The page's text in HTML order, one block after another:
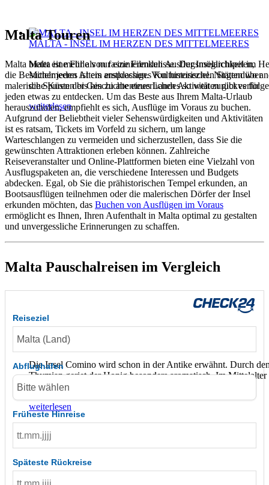
MALTA - INSEL IM HERZEN DES MITTELMEERES
Malta ist mehr als nur eine Filmkulisse. Der Inselarchipel im
Mittelmeeres ist ein erstklassiges Kulturreiseziel. Nirgendwo
die Spuren der Geschichte eines Landes so weit
weiterlesen
COMINO - BLUE LAGOON
Die Insel Comino wird schon in der Antike erwähnt. Durch
Thymian geriet der Honig besonders aromatisch. Im
Gefangenen Kümmel angebaut, daher auch der Name
weiterlesen
Malta Touren
Malta bietet eine Fülle von faszinierenden Ausflugsmöglichkeiten,
die Besucher jeden Alters ansprechen. Von historischen Stätten über
malerische Küsten bis hin zu abenteuerlichen Aktivitäten gibt es für
jeden etwas zu entdecken. Um das Beste aus Ihrem Malta-Urlaub
herauszuholen, empfiehlt es sich, Ausflüge im Voraus zu buchen.
Aufgrund der Beliebtheit vieler Sehenswürdigkeiten und Aktivitäten
ist es ratsam, Tickets im Vorfeld zu sichern, um lange
Warteschlangen zu vermeiden und sicherzustellen, dass Sie die
gewünschten Attraktionen erleben können. Zahlreiche
Reiseveranstalter und Online-Plattformen bieten eine Vielzahl von
Ausflugspaketen an, die verschiedene Interessen und Budgets
abdecken. Egal, ob Sie die prähistorischen Tempel erkunden, an
Bootsausflügen teilnehmen oder die malerischen Dörfer der Insel
erkunden möchten, das Buchen von Ausflügen im Voraus
ermöglicht es Ihnen, Ihren Aufenthalt in Malta optimal zu gestalten
und unvergessliche Erinnerungen zu schaffen.
Malta Pauschalreisen im Vergleich
Reiseziel
Abflughafen
Früheste Hinreise
Späteste Rückreise